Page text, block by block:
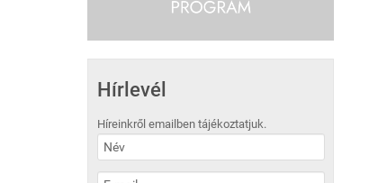
Hírlevél
Híreinkről emailben tájékoztatjuk.